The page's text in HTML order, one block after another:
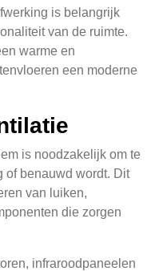
is belangrijk
van de ruimte.
warme en
een moderne
is noodzakelijk om te
of benauwd wordt. Dit
van luiken,
die zorgen
infraroodpaneelen